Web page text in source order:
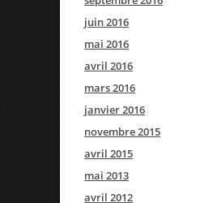
juin 2016
mai 2016
avril 2016
mars 2016
janvier 2016
novembre 2015
avril 2015
mai 2013
avril 2012